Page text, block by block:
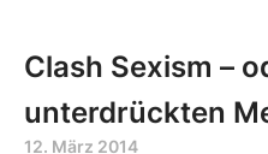
Clash Sexism –
unterdrückten
12. März 2014